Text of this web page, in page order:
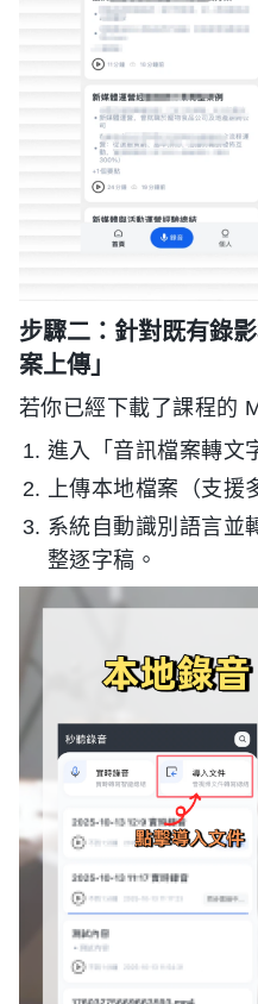
步驟二：針對既有錄
案上傳」
若你已經下載了課程的
進入「音訊檔案轉文
上傳本地檔案（支援
系統自動識別語言並
整逐字稿。